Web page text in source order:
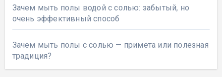
Зачем мыть полы водой с солью: забытый, но
очень эффективный способ
Зачем мыть полы с солью — примета или полезная
традиция?